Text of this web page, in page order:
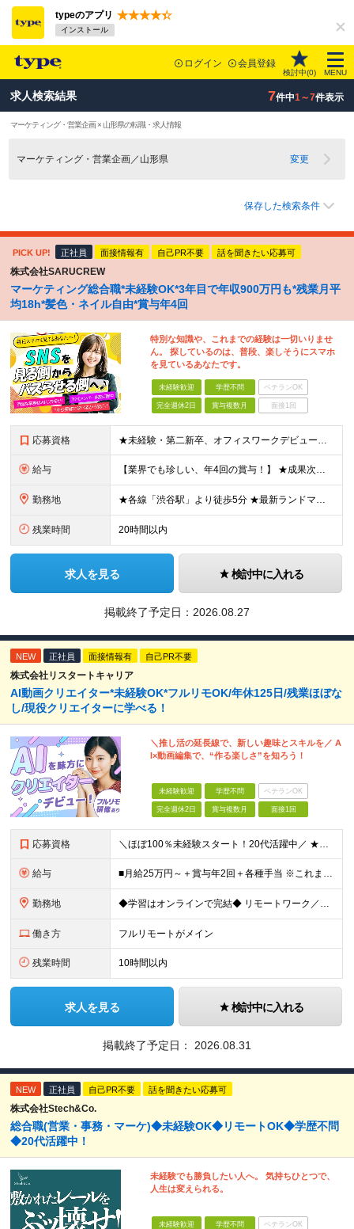
typeのアプリ
インストール
ログイン 会員登録
検討中(0) MENU
求人検索結果 7件中1～7件表示
マーケティング・営業企画 × 山形県の転職・求人情報
マーケティング・営業企画／山形県 変更
保存した検索条件
PICK UP! 正社員 面接情報有 自己PR不要 話を聞きたい応募可
株式会社SARUCREW
マーケティング総合職*未経験OK*3年目で年収900万円も*残業月平
均18h*髪色・ネイル自由*賞与年4回
特別な知識や、これまでの経験は一切いりませ
ん。 探しているのは、普段、楽しそうにスマホ
を見ているあなたです。
未経験歓迎 学歴不問 ベテランOK
完全週休2日 賞与複数月 面接1回
応募資格 ★未経験・第二新卒、オフィスワークデビュー大歓迎 ★平均年齢は28.6歳！ ★20代の若手メンバーが中心になって活躍している職場です！ ●学歴不問 ※35歳以下の方（若年層の長期キャリア形成） ★こ
給与 【業界でも珍しい、年4回の賞与！】 ★成果次第でスピード昇給可 →20代で年収700万〜900万超も！ ■未経験：月給26〜30万円＋賞与年4回（業績による）＋各種手当 ※経験・スキルを考慮して決定
勤務地 ★各線「渋谷駅」より徒歩5分 ★最新ランドマークオフィスです！ ★転勤はありません 【本社】 東京都渋谷区道玄坂2-25-12 道玄坂通 dogenzaka-dori 5階 ※(変更の範囲)上記を除
残業時間 20時間以内
求人を見る 検討中に入れる
掲載終了予定日： 2026.08.27
NEW 正社員 面接情報有 自己PR不要
株式会社リスタートキャリア
AI動画クリエイター*未経験OK*フルリモOK/年休125日/残業ほぼな
し/現役クリエイターに学べる！
＼推し活の延長線で、新しい趣味とスキルを／ A
I×動画編集で、“作る楽しさ”を知ろう！
未経験歓迎 学歴不問 ベテランOK
完全週休2日 賞与複数月 面接1回
応募資格 ＼ほぼ100％未経験スタート！20代活躍中／ ★未経験OK ★学歴不問／第二新卒歓迎 ★35歳以下の方（若年層の長期キャリア形成を図るため） ＜こんな方は大歓迎！＞ ・YouTubeやTikTokな
給与 ■月給25万円～＋賞与年2回＋各種手当 ※これまでの経験・スキル・前職の給与を考慮して決定します ※上記には、固定残業代（月20時間分／32,500円～）が含まれます ＜研修期間（7ヶ月～最大10ヶ
勤務地 ◆学習はオンラインで完結◆ リモートワーク／フルリモート案件あり・転勤なし ◇本社(秋葉原)または一都三県のクライアント先 ※勤務地につきましては、ご相談の上で配属 ＜本社＞ ◇東京都台東区台東1
働き方 フルリモートがメイン
残業時間 10時間以内
求人を見る 検討中に入れる
掲載終了予定日： 2026.08.31
NEW 正社員 自己PR不要 話を聞きたい応募可
株式会社Stech&Co.
総合職(営業・事務・マーケ)◆未経験OK◆リモートOK◆学歴不問
◆20代活躍中！
未経験でも勝負したい人へ。 気持ちひとつで、
人生は変えられる。
未経験歓迎 学歴不問 ベテランOK